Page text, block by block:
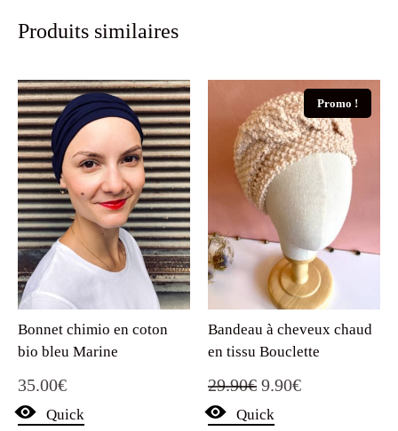
Produits similaires
Bonnet chimio en coton
bio bleu Marine
35.00€
Quick
Promo !
Bandeau à cheveux chaud
en tissu Bouclette
29.90€ Le
prix
9.90€Le
Quick